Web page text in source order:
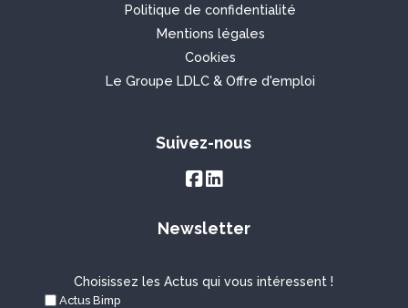
Politique de confidentialité
Mentions légales
Cookies
LeGroupe LDLC &Offre d'emploi
Suivez-nous
Newsletter
Choisissez les Actus qui vous intéressent !
Actus Bimp